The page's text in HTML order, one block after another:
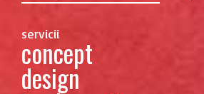
servicii
concept
design